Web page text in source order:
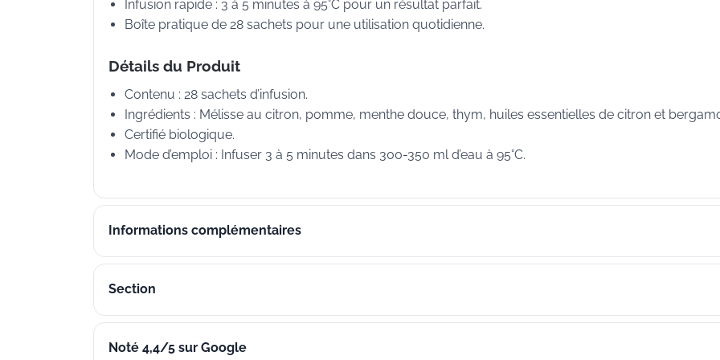
Infusion rapide : 3 à 5 minutes à 95°C pour un résultat parfait.
Boîte pratique de 28 sachets pour une utilisation quotidienne.
Détails du Produit
Contenu : 28 sachets d’infusion.
Ingrédients : Mélisse au citron, pomme, menthe douce, thym, huiles essentielles de citron et
Certifié biologique.
Mode d’emploi : Infuser 3 à 5 minutes dans 300-350 ml d’eau à 95°C.
Informations complémentaires
Section
Noté 4,4/5 sur Google